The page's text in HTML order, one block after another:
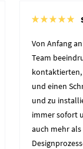
Von Anfang
Team
kontaktierten,
und einen
und zu
immer sofort
auch mehr